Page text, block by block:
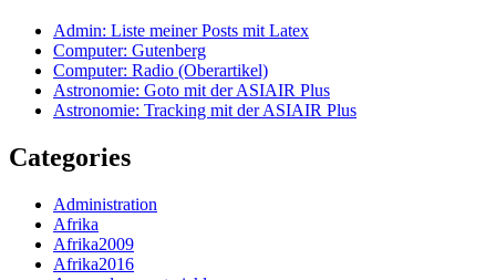
Admin: Liste meiner Posts mit Latex
Computer: Gutenberg
Computer: Radio (Oberartikel)
Astronomie: Goto mit der ASIAIR Plus
Astronomie: Tracking mit der ASIAIR Plus
Categories
Administration
Afrika
Afrika2009
Afrika2016